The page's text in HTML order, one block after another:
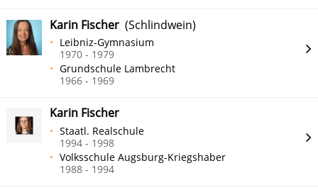
Karin Fischer (Schlindwein)
Leibniz-Gymnasium
1970 - 1979
Grundschule Lambrecht
1966 - 1969
Karin Fischer
Staatl. Realschule
1994 - 1998
Volksschule Augsburg-Kriegshaber
1988 - 1994